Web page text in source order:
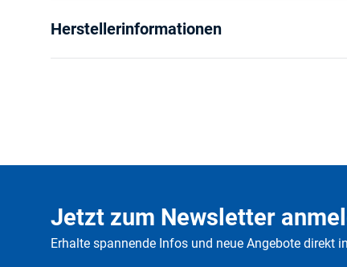
Herstellerinformationen
Jetzt zum Newsletter
Erhalte spannende Infos und neue Angebote direkt